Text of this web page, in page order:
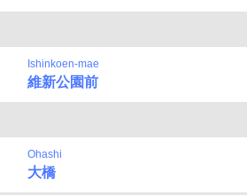
Ishinkoen-mae
維新公園前
Ohashi
大橋